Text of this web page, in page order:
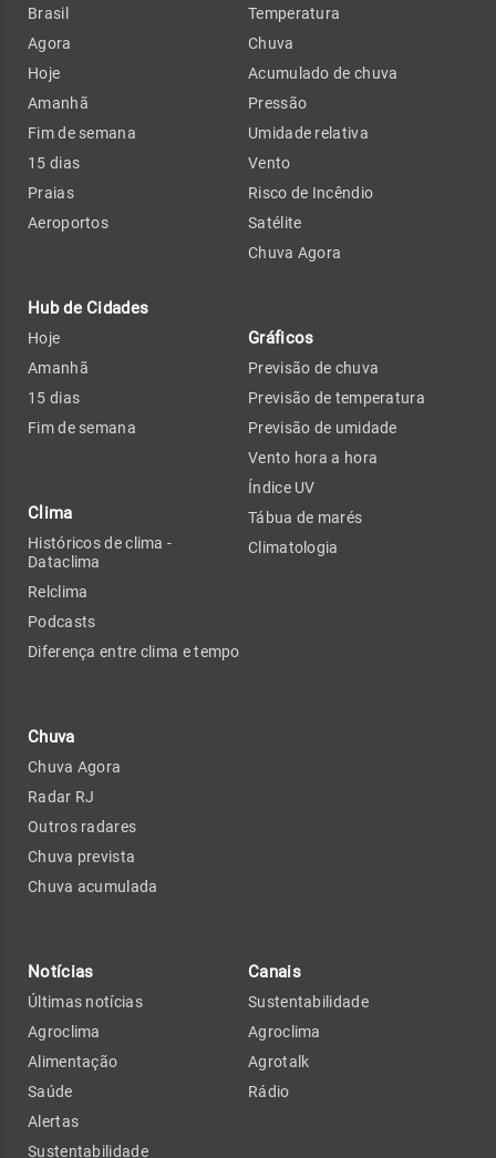
Brasil
Agora
Hoje
Amanhã
Fim de semana
15 dias
Praias
Aeroportos
Hub de Cidades
Hoje
Amanhã
15 dias
Fim de semana
Clima
Históricos de clima -
Dataclima
Relclima
Podcasts
Diferença entre clima e tempo
Chuva
Chuva Agora
Radar RJ
Outros radares
Chuva prevista
Chuva acumulada
Temperatura
Chuva
Acumulado de chuva
Pressão
Umidade relativa
Vento
Risco de Incêndio
Satélite
Chuva Agora
Gráficos
Previsão de chuva
Previsão de temperatura
Previsão de umidade
Vento hora a hora
Índice UV
Tábua de marés
Climatologia
Notícias
Últimas notícias
Agroclima
Alimentação
Saúde
Alertas
Sustentabilidade
Canais
Sustentabilidade
Agroclima
Agrotalk
Rádio